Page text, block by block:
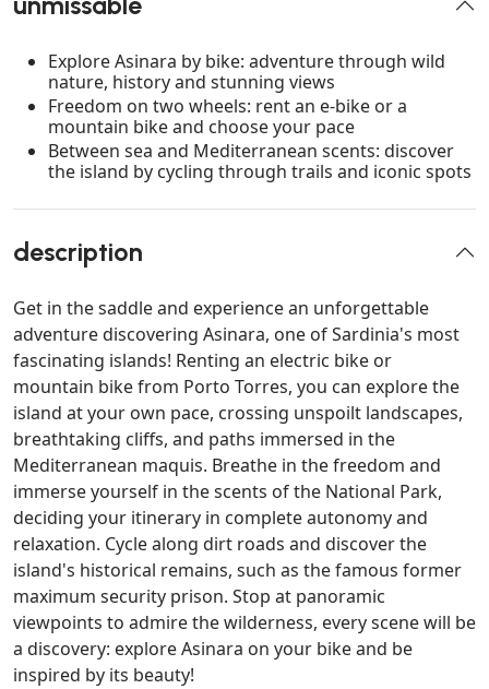
Explore Asinara by bike: adventure through wild
nature, history and stunning views
Freedom on two wheels: rent an e-bike or a
mountain bike and choose your pace
Between sea and Mediterranean scents: discover
the island by cycling through trails and iconic spots
description
Get in the saddle and experience an unforgettable
adventure discovering Asinara, one of Sardinia's most
fascinating islands! Renting an electric bike or
mountain bike from Porto Torres, you can explore the
island at your own pace, crossing unspoilt landscapes,
breathtaking cliffs, and paths immersed in the
Mediterranean maquis. Breathe in the freedom and
immerse yourself in the scents of the National Park,
deciding your itinerary in complete autonomy and
relaxation. Cycle along dirt roads and discover the
island's historical remains, such as the famous former
maximum security prison. Stop at panoramic
viewpoints to admire the wilderness, every scene will be
a discovery: explore Asinara on your bike and be
inspired by its beauty!